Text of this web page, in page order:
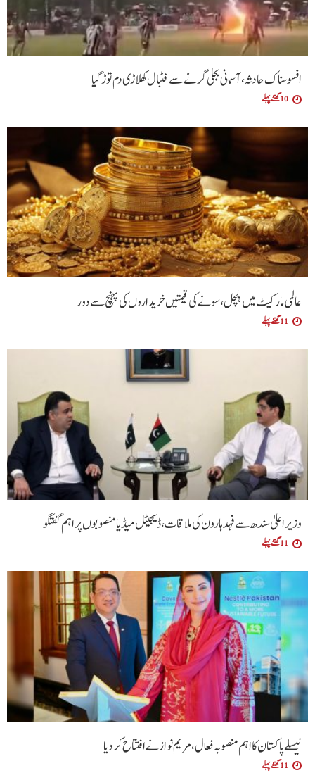
افسوسناک حادثہ، آسمانی بجلی گرنے سے فٹبال کھلاڑی دم توڑ گیا
10 گھنٹے پہلے
عالمی مارکیٹ میں ہلچل، سونے کی قیمتیں خریداروں کی پہنچ سے دور
11 گھنٹے پہلے
وزیراعلیٰ سندھ سے فہد ہارون کی ملاقات، ڈیجیٹل میڈیا منصوبوں پر اہم گفتگو
11 گھنٹے پہلے
نیسلے پاکستان کا اہم منصوبہ فعال، مریم نواز نے افتتاح کر دیا
11 گھنٹے پہلے